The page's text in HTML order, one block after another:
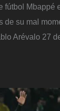
fútbol Mbappé
de su mal
Arévalo 27